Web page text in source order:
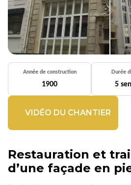
Année de construction
1900
Durée
5
VIDÉO DU CHANTIER
Restauration et
d’une façade en